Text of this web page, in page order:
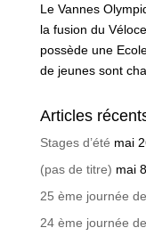
Le Vannes
la fusion du
possède une
de jeunes sont
Articles
Stages d’été mai
(pas de titre) mai
25 ème journée
24 ème journée